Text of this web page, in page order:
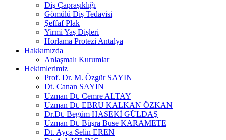
Diş Çapraşıklığı
Gömülü Diş Tedavisi
Şeffaf Plak
Yirmi Yaş Dişleri
Horlama Protezi Antalya
Hakkımızda
Anlaşmalı Kurumlar
Hekimlerimiz
Prof. Dr. M. Özgür SAYIN
Dt. Canan SAYIN
Uzman Dt. Cemre ALTAY
Uzman Dt. EBRU KALKAN ÖZKAN
Dr.Dt. Begüm HASEKİ GÜLDAŞ
Uzman Dt. Büşra Buse KARAMETE
Dt. Ayça Selin EREN